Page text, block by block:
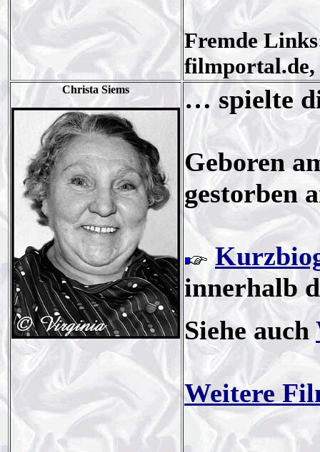
Fremde
Christa Siems … spielte
Geboren
gestorben
innerhalb
Siehe auch
Weitere